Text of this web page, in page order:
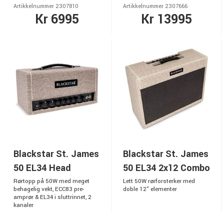
Artikkelnummer 2307810
Kr 6995
Artikkelnummer 2307666
Kr 13995
Blackstar St. James
50 EL34 Head
Rørtopp på 50W med meget
behagelig vekt, ECC83 pre-
amprør & EL34 i sluttrinnet, 2
kanaler
Blackstar St. James
50 EL34 2x12 Combo
Lett 50W rørforsterker med
doble 12" elementer